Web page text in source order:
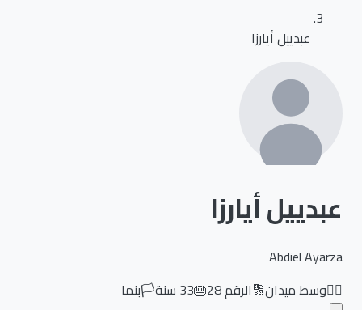
عبدييل أيارزا
عبدييل أيارزا
Abdiel Ayarza
وسط ميدان🔢الرقم28
🎂
33سنة🏳️بنما